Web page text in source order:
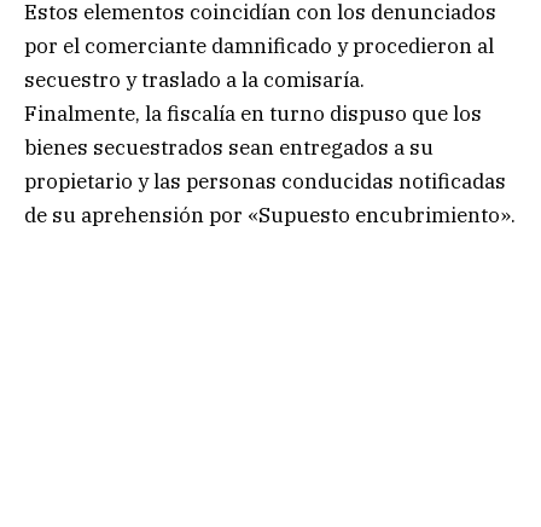
Estos elementos coincidían con los denunciados
por el comerciante damnificado y procedieron al
secuestro y traslado a la comisaría.
Finalmente, la fiscalía en turno dispuso que los
bienes secuestrados sean entregados a su
propietario y las personas conducidas notificadas
de su aprehensión por «Supuesto encubrimiento».